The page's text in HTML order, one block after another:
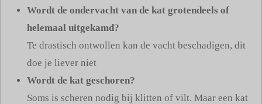
Wordt de ondervacht van de kat grotendeels of
helemaal uitgekamd?
Te drastisch ontwollen kan de vacht beschadigen, dit
doe je liever niet
Wordt de kat geschoren?
Soms is scheren nodig bij klitten of vilt. Maar een kat